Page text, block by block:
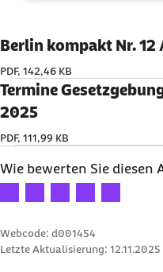
Berlin kompakt Nr. 12
PDF, 142,46 KB
Termine
2025
PDF, 111,99 KB
Wie bewerten Sie diesen
Ihre Bewertung: 1 Stern
Ihre Bewertung: 2 Sterne
Ihre Bewertung: 3
Ihre Bewertung:
Ihre
Webcode: d001454
Letzte Aktualisierung: 12.11.2025